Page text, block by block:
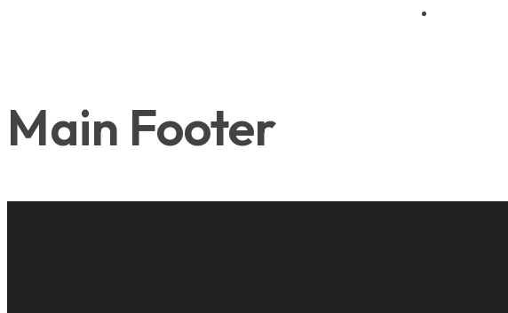
Main Footer